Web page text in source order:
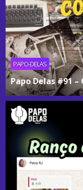
PAPO-DELAS
Papo Delas #91